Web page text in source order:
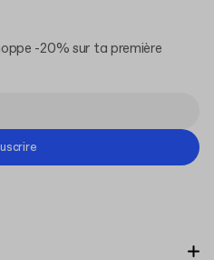
-20% sur ta première